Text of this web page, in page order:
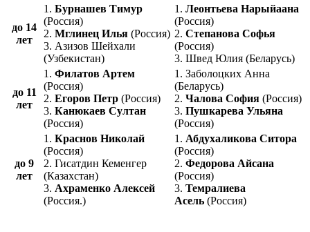
до 14
лет
1. Бурнашев Тимур
(Россия)
2. Мглинец Илья (Россия)
3. Азизов Шейхали
(Узбекистан)
1. Леонтьева Нарыйаана
(Россия)
2. Степанова Софья
(Россия)
3. Швед Юлия (Беларусь)
до 11
лет
1. Филатов Артем
(Россия)
2. Егоров Петр (Россия)
3. Канюкаев Султан
(Россия)
1. Заболоцких Анна
(Беларусь)
2. Чалова София (Россия)
3. Пушкарева Ульяна
(Россия)
до 9
лет
1. Краснов Николай
(Россия)
2. Гисатдин Кеменгер
(Казахстан)
3. Ахраменко Алексей
(Россия.)
1. Абдухаликова Ситора
(Россия)
2. Федорова Айсана
(Россия)
3. Темралиева
Асель (Россия)